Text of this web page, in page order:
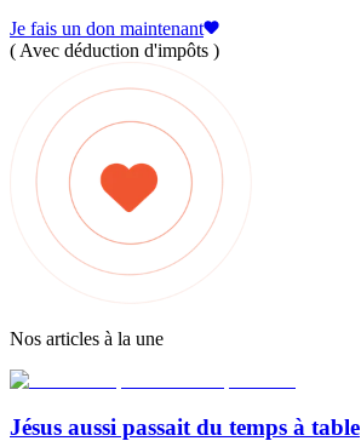
Je fais un don maintenant
( Avec déduction d'impôts )
Nos articles à la une
Jésus aussi passait du temps à table